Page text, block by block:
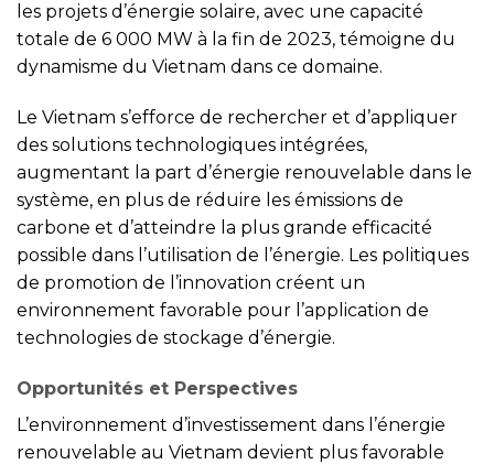
les projets d’énergie solaire, avec une capacité
totale de 6 000 MW à la fin de 2023, témoigne du
dynamisme du Vietnam dans ce domaine.
Le Vietnam s’efforce de rechercher et d’appliquer
des solutions technologiques intégrées,
augmentant la part d’énergie renouvelable dans le
système, en plus de réduire les émissions de
carbone et d’atteindre la plus grande efficacité
possible dans l’utilisation de l’énergie. Les politiques
de promotion de l’innovation créent un
environnement favorable pour l’application de
technologies de stockage d’énergie.
Opportunités et Perspectives
L’environnement d’investissement dans l’énergie
renouvelable au Vietnam devient plus favorable